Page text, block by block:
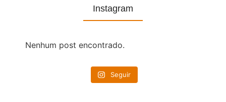
Instagram
Nenhum post encontrado.
Seguir